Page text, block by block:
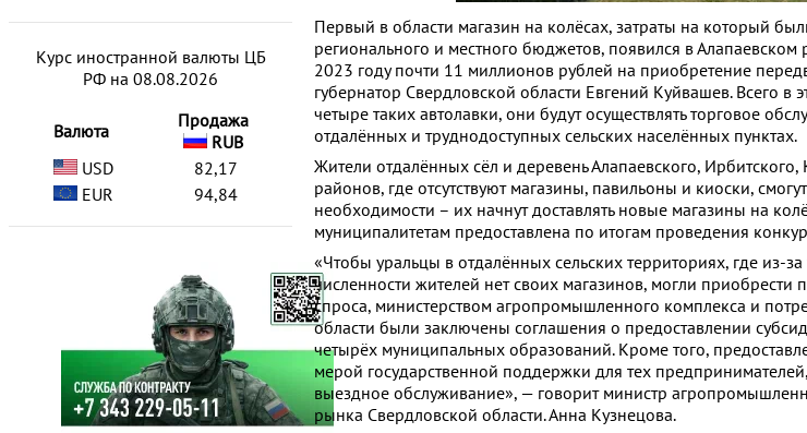
Курс иностранной валюты ЦБ
РФ на 08.08.2026
Валюта
Продажа
RUB
USD
82,17
EUR
94,84
Первый в области магазин на колёсах, затраты на который
регионального и местного бюджетов, появился в
2023 году почти 11 миллионов рублей на приобретение
губернатор Свердловской области Евгений Куйвашев. Всего в
четыре таких автолавки, они будут осуществлять торговое
отдалённых и труднодоступных сельских населённых пунктах.
Жители отдалённых сёл и деревень Алапаевского,
районов, где отсутствуют магазины, павильоны и киоски,
необходимости – их начнут доставлять новые магазины на
муниципалитетам предоставлена по итогам проведения
«Чтобы уральцы в отдалённых сельских территориях, где из-
численности жителей нет своих магазинов, могли приобрести
спроса, министерством агропромышленного комплекса и
области были заключены соглашения о предоставлении
четырёх муниципальных образований. Кроме того,
мерой государственной поддержки для тех
выездное обслуживание», — говорит министр
рынка Свердловской области. Анна Кузнецова.